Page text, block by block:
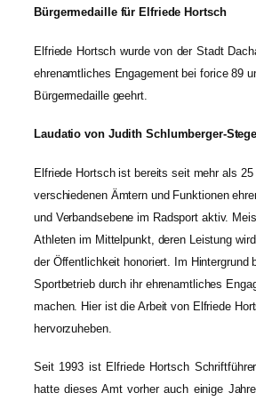
Bürgermedaille für Elfriede Hortsch
Elfriede Hortsch wurde von der Stadt
ehrenamtliches Engagement bei forice 89
Bürgermedaille geehrt.
Laudatio von Judith Schlumberger-
Elfriede Hortsch ist bereits seit mehr als 25
verschiedenen Ämtern und Funktionen
und Verbandsebene im Radsport aktiv.
Athleten im Mittelpunkt, deren Leistung
der Öffentlichkeit honoriert. Im Hintergrund
Sportbetrieb durch ihr ehrenamtliches
machen. Hier ist die Arbeit von Elfriede
hervorzuheben.
Seit 1993 ist Elfriede Hortsch
hatte dieses Amt vorher auch einige